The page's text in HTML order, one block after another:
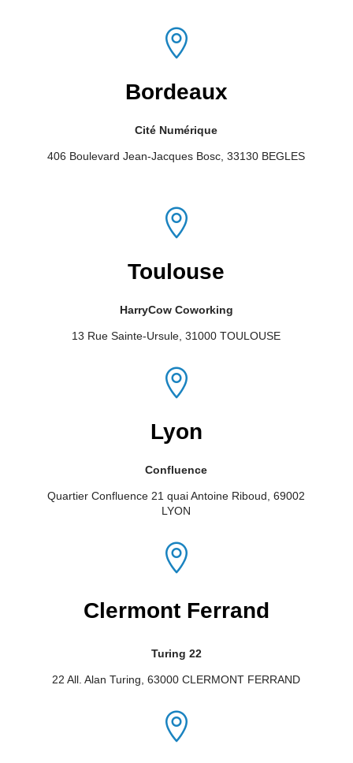

Bordeaux
Cité Numérique
406 Boulevard Jean-Jacques Bosc, 33130 BEGLES

Toulouse
HarryCow Coworking
13 Rue Sainte-Ursule, 31000 TOULOUSE

Lyon
Confluence
Quartier Confluence 21 quai Antoine Riboud, 69002
LYON

Clermont Ferrand
Turing 22
22 All. Alan Turing, 63000 CLERMONT FERRAND
